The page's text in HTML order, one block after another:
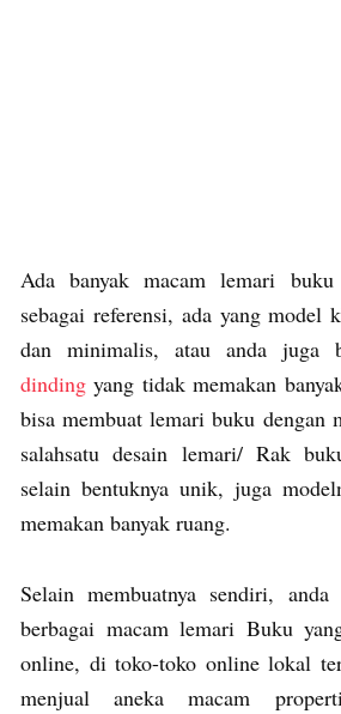
Ada banyak macam lemari
sebagai referensi, ada yang model
dan minimalis, atau anda juga
dinding yang tidak memakan
bisa membuat lemari buku dengan
salahsatu desain lemari/ Rak
selain bentuknya unik, juga
memakan banyak ruang.
Selain membuatnya sendiri,
berbagai macam lemari Buku
online, di toko-toko online lokal
menjual aneka macam